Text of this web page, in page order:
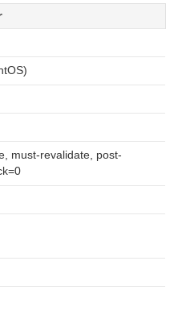
must-revalidate, post-